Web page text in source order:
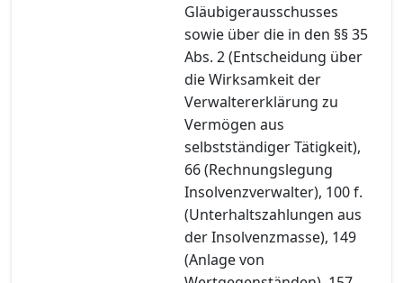
Gläubigerausschusses
sowie über die in den §§ 35
Abs. 2 (Entscheidung über
die Wirksamkeit der
Verwaltererklärung zu
Vermögen aus
selbstständiger Tätigkeit),
66 (Rechnungslegung
Insolvenzverwalter), 100 f.
(Unterhaltszahlungen aus
der Insolvenzmasse), 149
(Anlage von